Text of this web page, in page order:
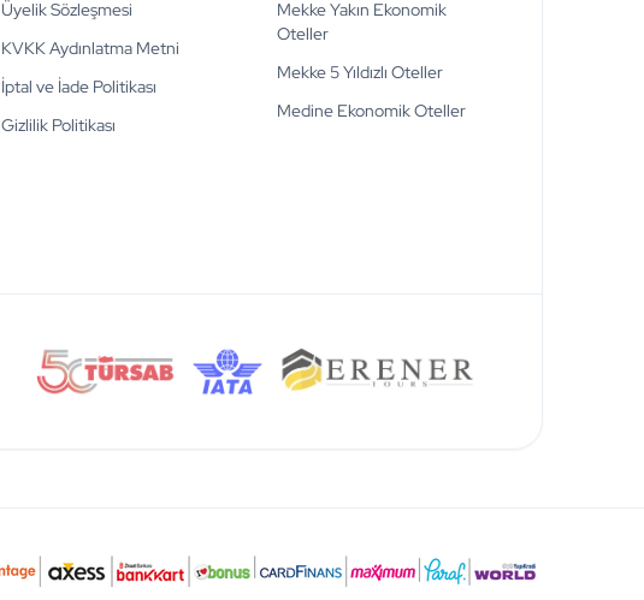
Üyelik Sözleşmesi
KVKK Aydınlatma Metni
İptal ve İade Politikası
Gizlilik Politikası
Mekke Yakın Ekonomik
Oteller
Mekke 5 Yıldızlı Oteller
Medine Ekonomik Oteller